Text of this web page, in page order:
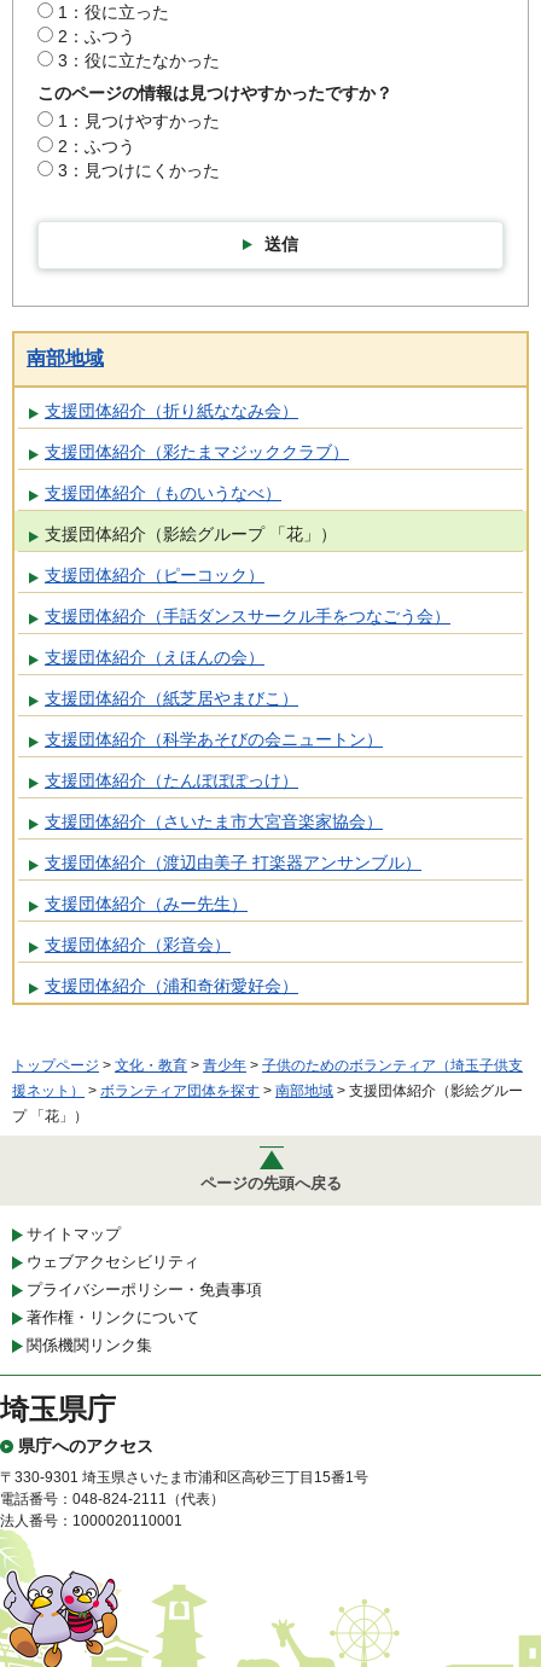
1：役に立った
2：ふつう
3：役に立たなかった
このページの情報は見つけやすかったですか？
1：見つけやすかった
2：ふつう
3：見つけにくかった
送信
南部地域
支援団体紹介（折り紙ななみ会）
支援団体紹介（彩たまマジッククラブ）
支援団体紹介（ものいうなべ）
支援団体紹介（影絵グループ 「花」）
支援団体紹介（ピーコック）
支援団体紹介（手話ダンスサークル手をつなごう会）
支援団体紹介（えほんの会）
支援団体紹介（紙芝居やまびこ）
支援団体紹介（科学あそびの会ニュートン）
支援団体紹介（たんぽぽぽっけ）
支援団体紹介（さいたま市大宮音楽家協会）
支援団体紹介（渡辺由美子 打楽器アンサンブル）
支援団体紹介（みー先生）
支援団体紹介（彩音会）
支援団体紹介（浦和奇術愛好会）
トップページ > 文化・教育 > 青少年 > 子供のためのボランティア（埼玉子供支
援ネット）
> ボランティア団体を探す > 南部地域 > 支援団体紹介（影絵グルー
プ 「花」）
ページの先頭へ戻る
サイトマップ
ウェブアクセシビリティ
プライバシーポリシー・免責事項
著作権・リンクについて
関係機関リンク集
埼玉県庁
県庁へのアクセス
〒330-9301 埼玉県さいたま市浦和区高砂三丁目15番1号
電話番号：048-824-2111（代表）
法人番号：1000020110001